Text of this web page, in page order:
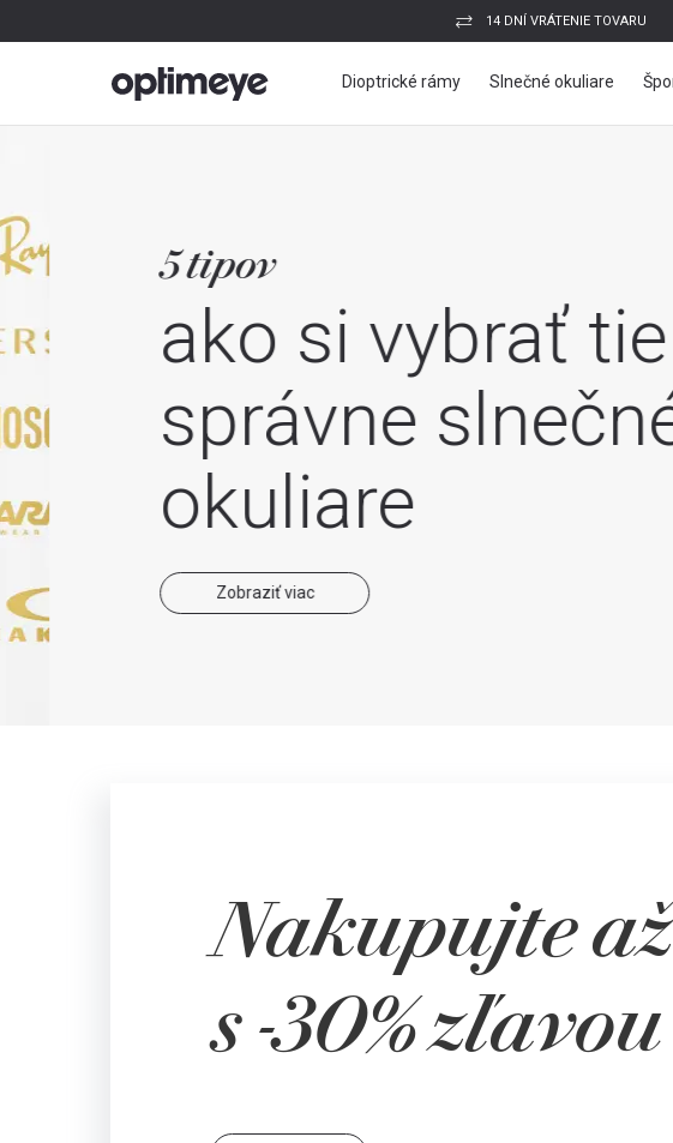
14 DNÍ VRÁTENIE TOVARU
Dioptrické rámy Slnečné okuliare
5 tipov
ako si vybrať tie
správne slnečné
okuliare
Zobraziť viac
Nakupujte až
s-30%zľavou